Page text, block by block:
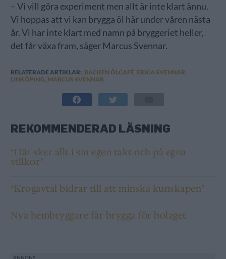
– Vi vill göra experiment men allt är inte klart ännu.
Vi hoppas att vi kan brygga öl här under våren nästa
år. Vi har inte klart med namn på bryggeriet heller,
det får växa fram, säger Marcus Svennar.
RELATERADE ARTIKLAR: BACKEN ÖLCAFÉ ERICA SVENNAR
LINKÖPING MARCUS SVENNAR
REKOMMENDERAD LÄSNING
“Här sker allt i sin egen takt och på egna
villkor”
“Krogavtal bidrar till att minska kunskapen”
Nya hembryggare får brygga för bolaget